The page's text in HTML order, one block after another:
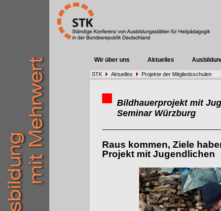
Wir über uns Aktuelles
STK Aktuelles Projekte der Mitgliedsschulen
Bildhauerprojekt mit
Seminar Würzburg
Raus kommen, Ziele
Projekt mit Jugendlichen